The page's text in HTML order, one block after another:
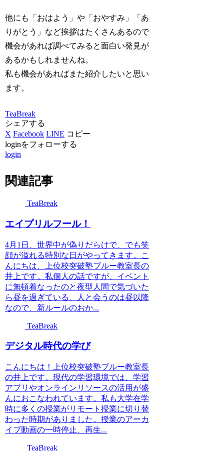
他にも「おはよう」や「おやすみ」「あ
りがとう」など挨拶はたくさんあるので
機会があれば調べてみると面白い発見が
あるかもしれませんね。
私も機会があればまた紹介したいと思い
ます。
TeaBreak
シェアする
X Facebook LINE コピー
loginをフォローする
login
関連記事
TeaBreak
エイプリルフール！
4月1日、世界中が偽りだらけで、でも笑
顔が溢れる特別な日がやってきます。こ
んにちは、上位校突破塾ブルー教室長の
井上です。私個人の話ですが、イベント
に無頓着なったのと夜型人間で気づいた
ら昼を過ぎている、人と会うのは昼以降
なので、新ルールのおか...
TeaBreak
デジタル時代の学び
こんにちは！上位校突破塾ブルー教室長
の井上です。現代の学習環境では、学習
アプリやオンラインリソースの活用が盛
んにおこなわれています。私も大学在学
時に多くの授業がリモート授業に切り替
わった時期がありました。授業のアーカ
イブ動画の一時停止、再生...
TeaBreak